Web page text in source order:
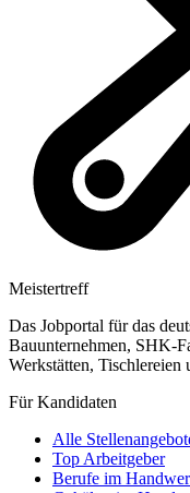
Meistertreff
Das Jobportal für das
Bauunternehmen, SHK-
Werkstätten, Tischlereien
Für Kandidaten
Alle
Top Arbeitgeber
Berufe im